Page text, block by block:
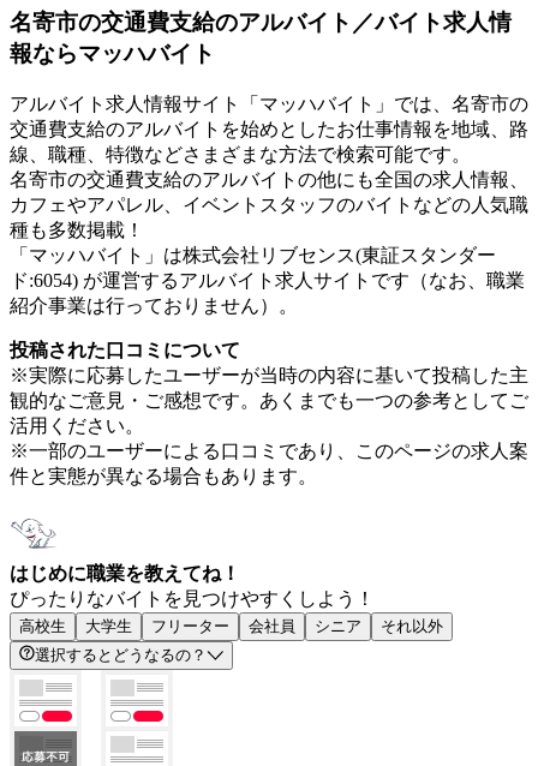
名寄市の交通費支給のアルバイト／バイト求人情
報ならマッハバイト
アルバイト求人情報サイト「マッハバイト」では、名寄市の
交通費支給のアルバイトを始めとしたお仕事情報を地域、路
線、職種、特徴などさまざまな方法で検索可能です。
名寄市の交通費支給のアルバイトの他にも全国の求人情報、
カフェやアパレル、イベントスタッフのバイトなどの人気職
種も多数掲載！
「マッハバイト」は株式会社リブセンス(東証スタンダー
ド:6054) が運営するアルバイト求人サイトです（なお、職業
紹介事業は行っておりません）。
投稿された口コミについて
※実際に応募したユーザーが当時の内容に基いて投稿した主
観的なご意見・ご感想です。あくまでも一つの参考としてご
活用ください。
※一部のユーザーによる口コミであり、このページの求人案
件と実態が異なる場合もあります。
はじめに職業を教えてね！
ぴったりなバイトを見つけやすくしよう！
高校生 大学生 フリーター 会社員 シニア
それ以外
選択するとどうなるの？